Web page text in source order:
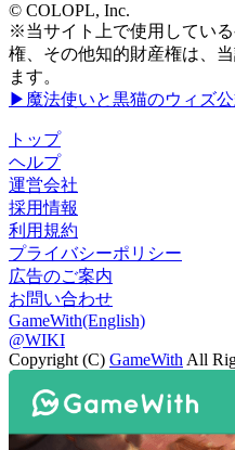
© COLOPL, Inc.
※当サイト上で使用してい
権、その他知的財産権は、
ます。
▶魔法使いと黒猫のウィズ公
トップ
ヘルプ
運営会社
採用情報
利用規約
プライバシーポリシー
広告のご案内
お問い合わせ
GameWith(English)
@WIKI
Copyright (C) GameWith All